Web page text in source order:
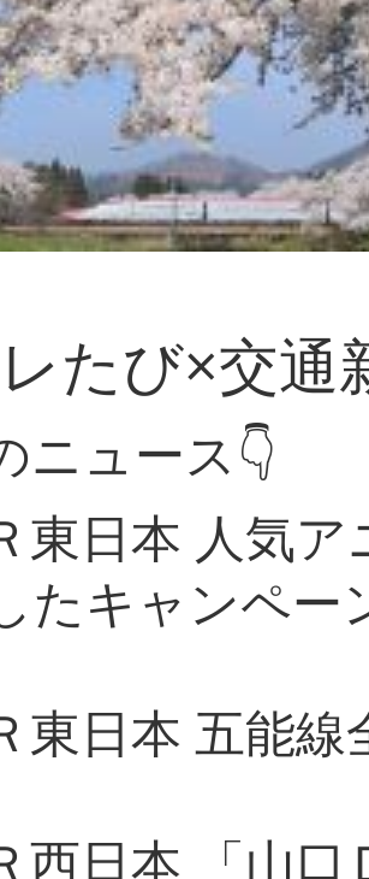
たび×交通
ニュース👇
東日本 人気
たキャンペー
東日本 五能
西日本 「山